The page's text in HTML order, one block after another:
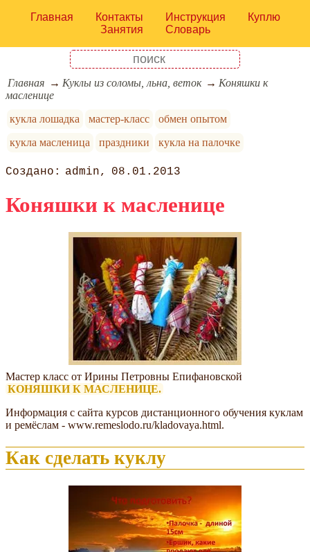
Главная Контакты Инструкция
Куплю
Занятия
Словарь
Главная Куклы из соломы, льна, веток
Коняшки к
масленице
кукла лошадка
мастер-класс
обмен опытом
кукла масленица
праздники кукла на палочке
admin 08.01.2013
Коняшки к масленице
Мастер класс от Ирины Петровны Епифановской
КОНЯШКИ К МАСЛЕНИЦЕ.
Информация с сайта курсов дистанционного обучения куклам
и ремёслам - www.remeslodo.ru/kladovaya.html.
Как сделать куклу